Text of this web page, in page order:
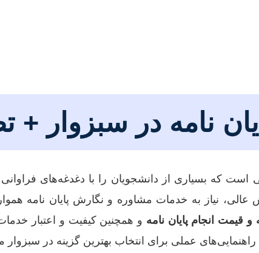
نامه در سبزوار +
است که بسیاری از دانشجویان را با دغدغه‌های
نیاز به خدمات مشاوره و نگارش پایان نامه
و قیمت انجام پایان نامه و همچنین کیفیت و اعتبار
عملی برای انتخاب بهترین گزینه در سبزوار